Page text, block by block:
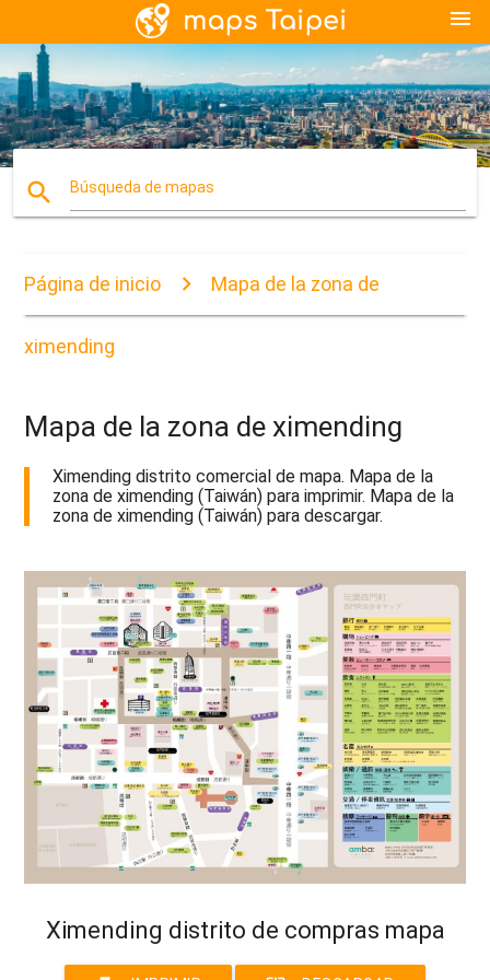
menu
search Búsqueda de mapas
Página de inicio Mapa de la zona de
ximending
Mapa de la zona de ximending
Ximending distrito comercial de mapa. Mapa de la
zona de ximending (Taiwán) para imprimir. Mapa de la
zona de ximending (Taiwán) para descargar.
Ximending distrito de compras mapa